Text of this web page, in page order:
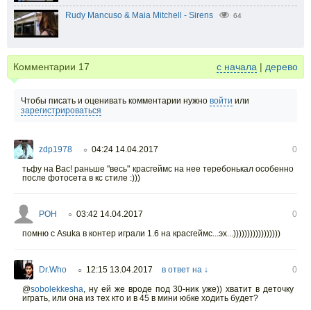
Rudy Mancuso & Maia Mitchell - Sirens 64
Комментарии 17 с начала | дерево
Чтобы писать и оценивать комментарии нужно войти или
зарегистрироваться
zdp1978 ○ 04:24 14.04.2017
0
тьфу на Вас! раньше "весь" красгеймс на нее теребонькал особенно
после фотосета в кс стиле :)))
POH ○ 03:42 14.04.2017
0
помню с Asuka в контер играли 1.6 на красгеймс...эх...)))))))))))))))))
Dr.Who ○ 12:15 13.04.2017 в ответ на ↓
0
@sobolekkesha, ну ей же вроде под 30-ник уже)) хватит в деточку
играть, или она из тех кто и в 45 в мини юбке ходить будет?